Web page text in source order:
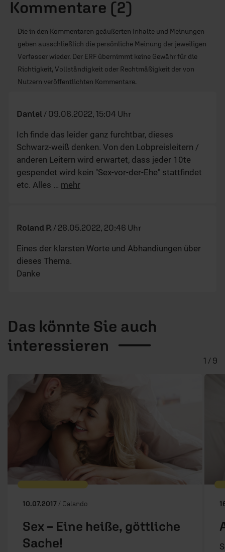
Kommentare (2)
Die in den Kommentaren geäußerten Inhalte und Meinungen
geben ausschließlich die persönliche Meinung der jeweiligen
Verfasser wieder. Der ERF übernimmt keine Gewähr für die
Richtigkeit, Vollständigkeit oder Rechtmäßigkeit der von
Nutzern veröffentlichten Kommentare.
Daniel / 09.06.2022, 15:04 Uhr
Ich finde das leider ganz furchtbar, dieses
Schwarz-weiß denken. Von den Lobpreisleitern /
anderen Leitern wird erwartet, dass jeder 10te
gespendet wird kein "Sex-vor-der-Ehe" stattfindet
etc. Alles … mehr
Roland P. / 28.05.2022, 20:46 Uhr
Eines der klarsten Worte und Abhandiungen über
dieses Thema.
Danke
Das könnte Sie auch
interessieren
10.07.2017 / Calando
Sex – Eine heiße, göttliche
Sache!
1 / 9